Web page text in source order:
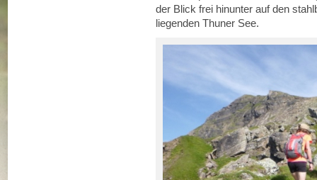
der Blick frei hinunter auf den
liegenden Thuner See.